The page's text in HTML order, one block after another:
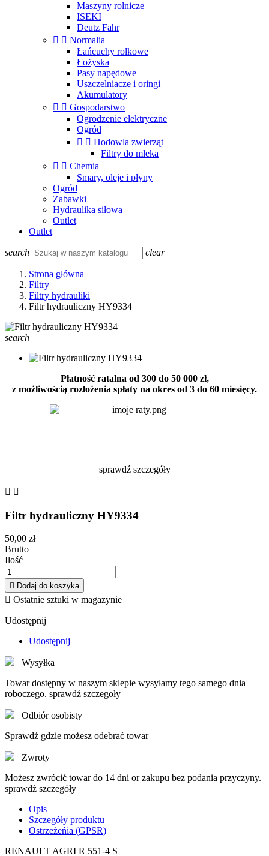
Maszyny rolnicze
ISEKI
Deutz Fahr
  Normalia
Łańcuchy rolkowe
Łożyska
Pasy napędowe
Uszczelniacze i oringi
Akumulatory
  Gospodarstwo
Ogrodzenie elektryczne
Ogród
  Hodowla zwierząt
Filtry do mleka
  Chemia
Smary, oleje i płyny
Ogród
Zabawki
Hydraulika siłowa
Outlet
Outlet
search clear
Strona główna
Filtry
Filtry hydrauliki
Filtr hydrauliczny HY9334
search
Płatność ratalna od 300 do 50 000 zł,
z możliwością rozłożenia spłaty na okres od 3 do 60 miesięcy.
sprawdź szczegóły
 
Filtr hydrauliczny HY9334
50,00 zł
Brutto
Ilość
 Dodaj do koszyka
 Ostatnie sztuki w magazynie
Udostępnij
Udostępnij
Wysyłka
Towar dostępny w naszym sklepie wysyłamy tego samego dnia
roboczego. sprawdź szczegoły
Odbiór osobisty
Sprawdź gdzie możesz odebrać towar
Zwroty
Możesz zwrócić towar do 14 dni or zakupu bez podania przyczyny.
sprawdź szczegóły
Opis
Szczegóły produktu
Ostrzeżeńia (GPSR)
RENAULT AGRI R 551-4 S